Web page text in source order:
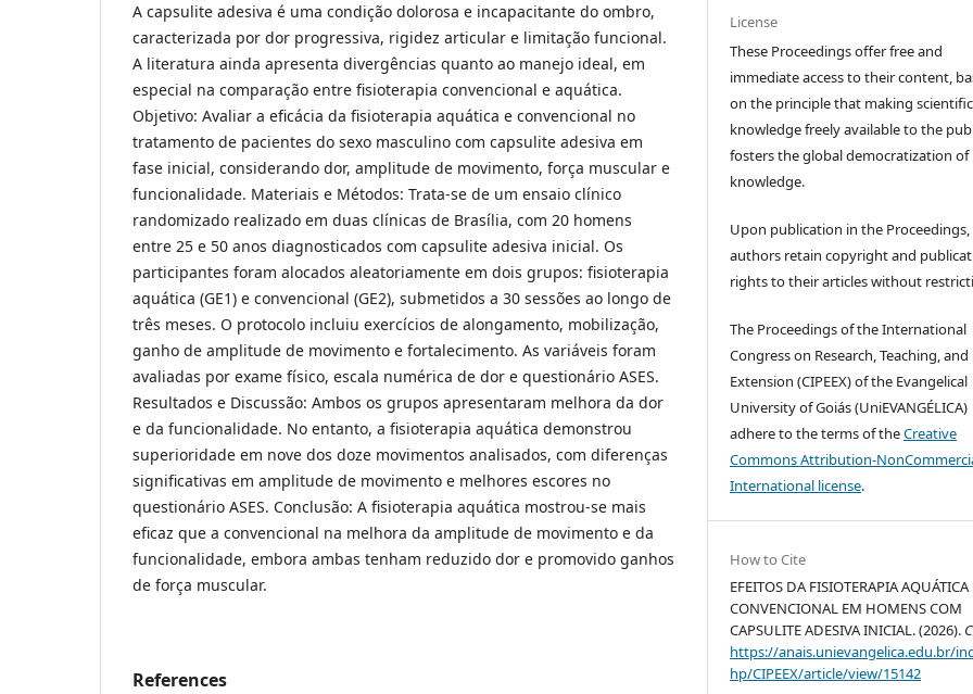
A capsulite adesiva é uma condição dolorosa e incapacitante do ombro,
caracterizada por dor progressiva, rigidez articular e limitação funcional.
A literatura ainda apresenta divergências quanto ao manejo ideal, em
especial na comparação entre fisioterapia convencional e aquática.
Objetivo: Avaliar a eficácia da fisioterapia aquática e convencional no
tratamento de pacientes do sexo masculino com capsulite adesiva em
fase inicial, considerando dor, amplitude de movimento, força muscular e
funcionalidade. Materiais e Métodos: Trata-se de um ensaio clínico
randomizado realizado em duas clínicas de Brasília, com 20 homens
entre 25 e 50 anos diagnosticados com capsulite adesiva inicial. Os
participantes foram alocados aleatoriamente em dois grupos: fisioterapia
aquática (GE1) e convencional (GE2), submetidos a 30 sessões ao longo de
três meses. O protocolo incluiu exercícios de alongamento, mobilização,
ganho de amplitude de movimento e fortalecimento. As variáveis foram
avaliadas por exame físico, escala numérica de dor e questionário ASES.
Resultados e Discussão: Ambos os grupos apresentaram melhora da dor
e da funcionalidade. No entanto, a fisioterapia aquática demonstrou
superioridade em nove dos doze movimentos analisados, com diferenças
significativas em amplitude de movimento e melhores escores no
questionário ASES. Conclusão: A fisioterapia aquática mostrou-se mais
eficaz que a convencional na melhora da amplitude de movimento e da
funcionalidade, embora ambas tenham reduzido dor e promovido ganhos
de força muscular.
References
License
These Proceedings offer free and
immediate access to their content,
on the principle that making scientific
knowledge freely available to the
fosters the global democratization of
knowledge.
Upon publication in the Proceedings,
authors retain copyright and
rights to their articles without
The Proceedings of the International
Congress on Research, Teaching, and
Extension (CIPEEX) of the Evangelical
University of Goiás (UniEVANGÉLICA)
adhere to the terms of theCreative
Commons Attribution-
International license.
How to Cite
EFEITOS DA FISIOTERAPIA AQUÁTICA
CONVENCIONAL EM HOMENS COM
CAPSULITE ADESIVA INICIAL. (2026).
https://anais.unievangelica.edu.br/
hp/CIPEEX/article/view/15142